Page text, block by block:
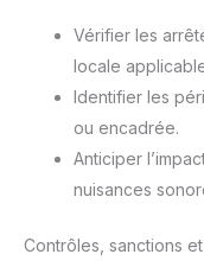
Vérifier les
locale
Identifier les
ou encadrée.
Anticiper
nuisances
Contrôles, sanctions